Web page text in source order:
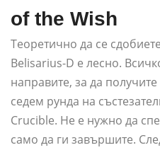
of the Wish
Теоретично да се
Belisarius-D е лесно.
направите, за да
седем рунда на
Crucible. Не е нужно да
само да ги завършите.